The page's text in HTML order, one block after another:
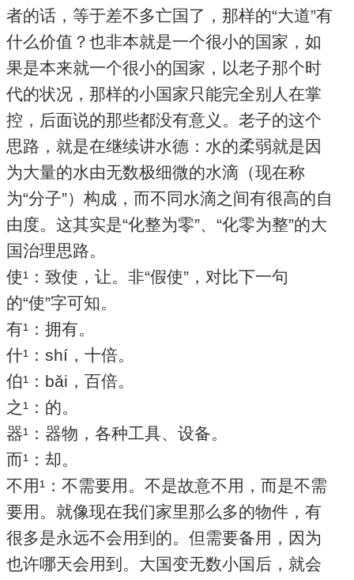
者的话，等于差不多亡国了，那样的“大道”有
什么价值？也非本就是一个很小的国家，如
果是本来就一个很小的国家，以老子那个时
代的状况，那样的小国家只能完全别人在掌
控，后面说的那些都没有意义。老子的这个
思路，就是在继续讲水德：水的柔弱就是因
为大量的水由无数极细微的水滴（现在称
为“分子”）构成，而不同水滴之间有很高的自
由度。这其实是“化整为零”、“化零为整”的大
国治理思路。
使¹：致使，让。非“假使”，对比下一句
的“使”字可知。
有¹：拥有。
什¹：shí，十倍。
伯¹：bǎi，百倍。
之¹：的。
器¹：器物，各种工具、设备。
而¹：却。
不用¹：不需要用。不是故意不用，而是不需
要用。就像现在我们家里那么多的物件，有
很多是永远不会用到的。但需要备用，因为
也许哪天会用到。大国变无数小国后，就会